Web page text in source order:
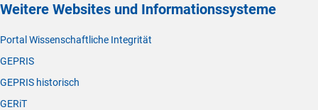
Weitere Websites und Informationssysteme
Portal Wissenschaftliche Integrität
GEPRIS
GEPRIS historisch
GERiT